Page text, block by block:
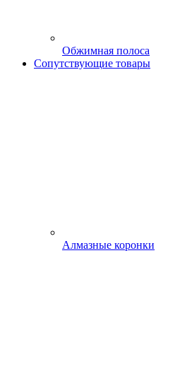
Обжимная полоса
Сопутствующие товары
Алмазные коронки